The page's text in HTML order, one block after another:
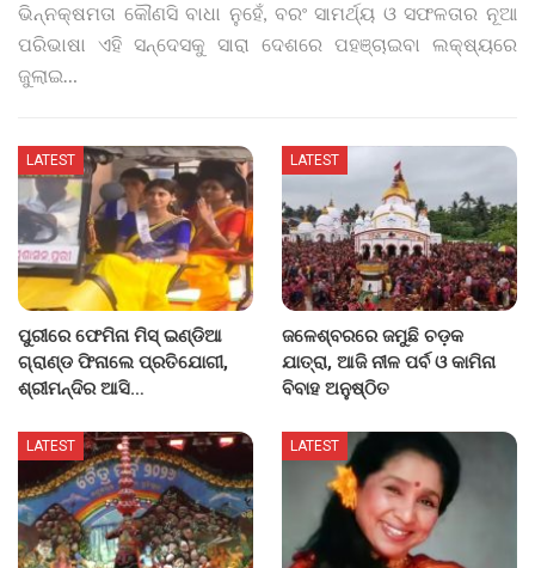
ଭିନ୍ନକ୍ଷମତା କୌଣସି ବାଧା ନୁହେଁ, ବରଂ ସାମର୍ଥ୍ୟ ଓ ସଫଳତାର ନୂଆ
ପରିଭାଷା ଏହି ସନ୍ଦେସକୁ ସାରା ଦେଶରେ ପହଞ୍ଚାଇବା ଲକ୍ଷ୍ୟରେ
ଜୁଲାଇ…
LATEST
ପୁରୀରେ ଫେମିନା ମିସ୍ ଇଣ୍ଡିଆ
ଗ୍ରାଣ୍ଡ ଫିନାଲେ ପ୍ରତିଯୋଗୀ,
ଶ୍ରୀମନ୍ଦିର ଆସି…
LATEST
ଜଳେଶ୍ବରରେ ଜମୁଛି ଚଡ଼କ
ଯାତ୍ରା, ଆଜି ନୀଳ ପର୍ବ ଓ କାମିନା
ବିବାହ ଅନୁଷ୍ଠିତ
LATEST LATEST